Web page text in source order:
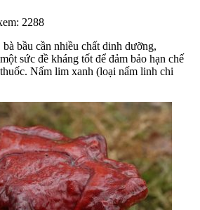
2288
bầu cần nhiều chất dinh dưỡng,
sức đề kháng tốt để đảm bảo hạn chế
Nấm lim xanh (loại nấm linh chi